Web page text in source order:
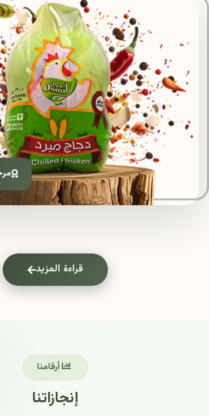
قراءة المزيد
أرقامنا
إنجازاتنا